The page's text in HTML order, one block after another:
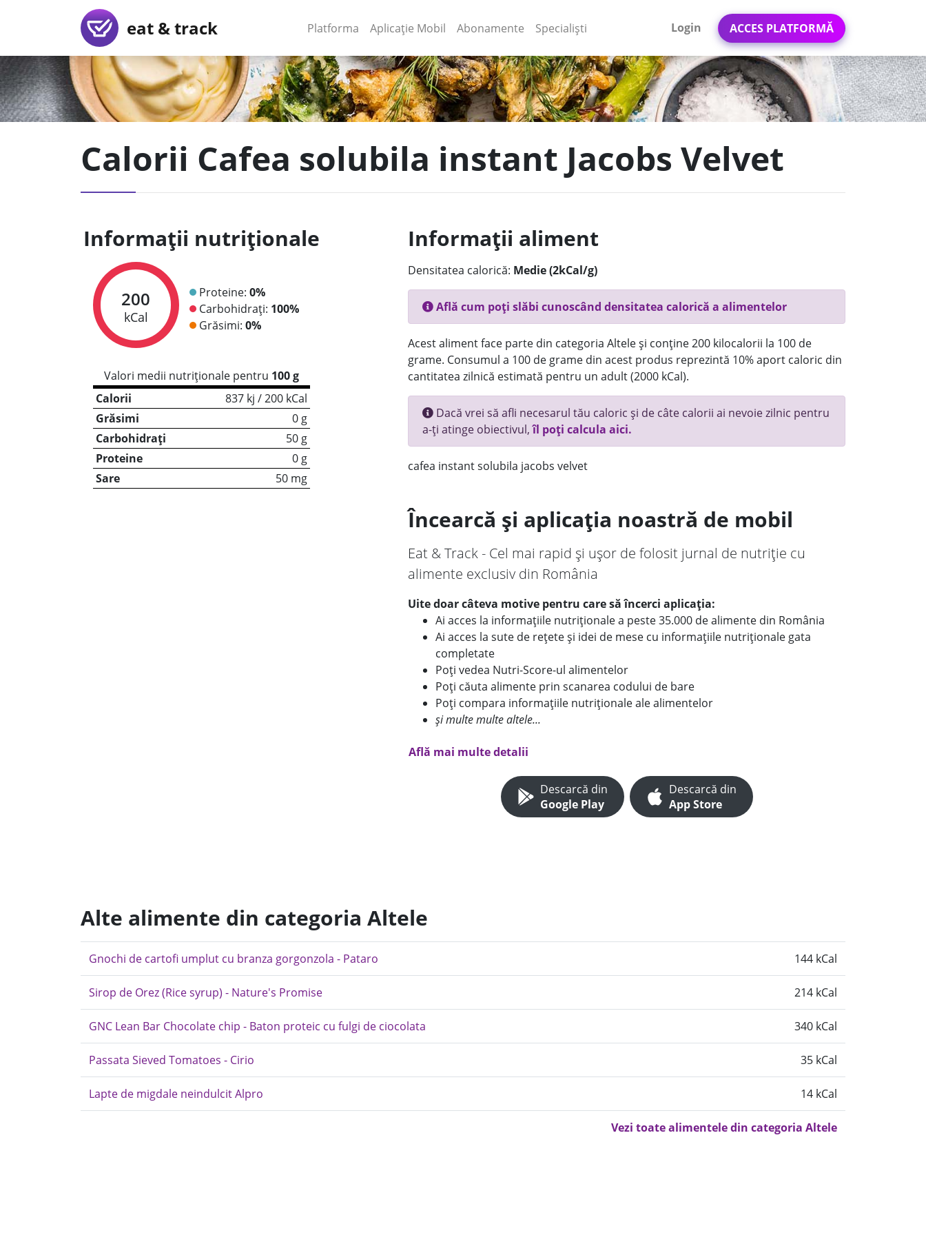
eat & track Platforma (current)
Aplicație Mobil (current)
Abonamente Specialiști Login ACCES PLATFORMĂ
Calorii Cafea solubila instant Jacobs Velvet
Informații nutriționale
200
kCal
Proteine: 0%
Carbohidrați: 100%
Grăsimi: 0%
Valori medii nutriționale pentru 100 g
Calorii
837 kj / 200 kCal
Grăsimi
0 g
Carbohidrați
50 g
Proteine
0 g
Sare
50 mg
Informații aliment
Densitatea calorică: Medie (2kCal/g)
Află cum poți slăbi cunoscând densitatea calorică a alimentelor
Acest aliment face parte din categoria Altele și conține 200 kilocalorii la 100 de
grame. Consumul a 100 de grame din acest produs reprezintă 10% aport caloric din
cantitatea zilnică estimată pentru un adult (2000 kCal).
Dacă vrei să afli necesarul tău caloric și de câte calorii ai nevoie zilnic pentru
a-ți atinge obiectivul,îl poți calcula aici.
cafea instant solubila jacobs velvet
Încearcă și aplicația noastră de mobil
Eat & Track - Cel mai rapid și ușor de folosit jurnal de nutriție cu
alimente exclusiv din România
Uite doar câteva motive pentru care să încerci aplicația:
Ai acces la informațiile nutriționale a peste 35.000 de alimente din România
Ai acces la sute de rețete și idei de mese cu informațiile nutriționale gata
completate
Poți vedea Nutri-Score-ul alimentelor
Poți căuta alimente prin scanarea codului de bare
Poți compara informațiile nutriționale ale alimentelor
și multe multe altele...
Află mai multe detalii
Descarcă din
Google Play
Descarcă din
App Store
Alte alimente din categoria Altele
Gnochi de cartofi umplut cu branza gorgonzola - Pataro 144 kCal
Sirop de Orez (Rice syrup) - Nature's Promise 214 kCal
GNC Lean Bar Chocolate chip - Baton proteic cu fulgi de ciocolata 340 kCal
Passata Sieved Tomatoes - Cirio 35 kCal
Lapte de migdale neindulcit Alpro 14 kCal
Vezi toate alimentele din categoria Altele